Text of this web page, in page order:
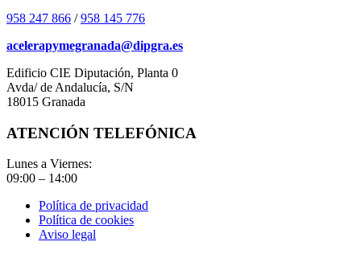
958 247 866 /958 145 776
acelerapymegranada@dipgra.es
Edificio CIE Diputación, Planta 0
Avda/ de Andalucía, S/N
18015 Granada
ATENCIÓN TELEFÓNICA
Lunes a Viernes:
09:00 – 14:00
Política de privacidad
Política de cookies
Aviso legal